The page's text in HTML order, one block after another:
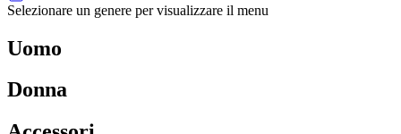
Selezionare un genere per visualizzare il menu
Uomo
Donna